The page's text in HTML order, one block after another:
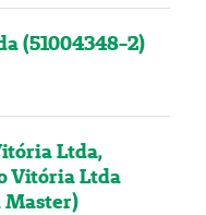
(51004348-2)
Ltda,
Vitória Ltda
Master)